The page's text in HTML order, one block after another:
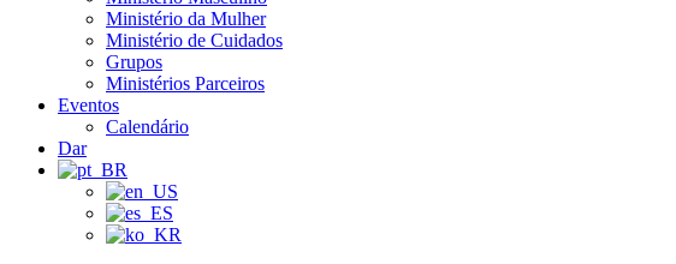
Ministério da Mulher
Ministério de Cuidados
Grupos
Ministérios Parceiros
Eventos
Calendário
Dar